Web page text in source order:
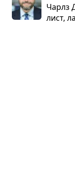
Чарлз
лист,